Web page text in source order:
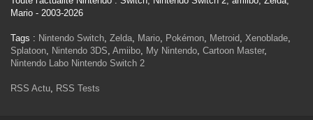
Mario - 2003-2026
Tags : Nintendo Switch, Zelda, Mario, Pokémon, Metroid, Xenoblade,
Splatoon, Nintendo 3DS, Amiibo, My Nintendo, Cartoon Master,
Nintendo Labo Nintendo Switch 2
RSS Actu, RSS Tests